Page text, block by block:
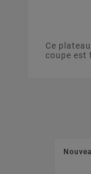
Ce
coupe est